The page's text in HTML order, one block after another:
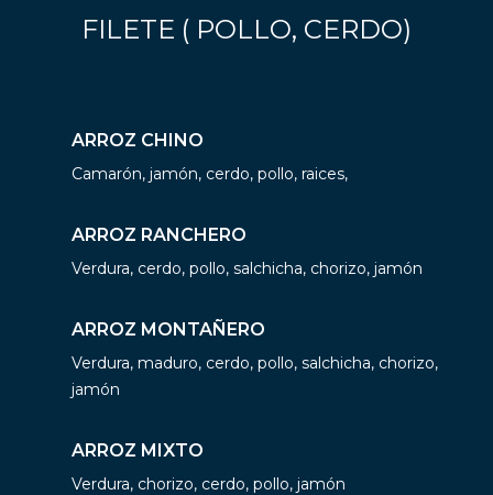
FILETE ( POLLO, CERDO)
ARROZ CHINO
Camarón, jamón, cerdo, pollo, raices,
ARROZ RANCHERO
Verdura, cerdo, pollo, salchicha, chorizo, jamón
ARROZ MONTAÑERO
Verdura, maduro, cerdo, pollo, salchicha, chorizo,
jamón
ARROZ MIXTO
Verdura, chorizo, cerdo, pollo, jamón